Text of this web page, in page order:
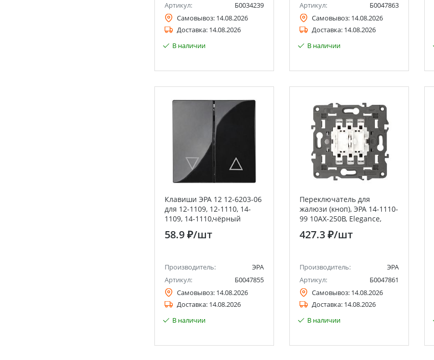
Артикул:
Б0034239
Самовывоз: 14.08.2026
Доставка: 14.08.2026
В наличии
Артикул:
Б0047863
Самовывоз: 14.08.2026
Доставка: 14.08.2026
В наличии
Клавиши ЭРА 12 12-6203-06
для 12-1109, 12-1110, 14-
1109, 14-1110,чёрный
58.9 ₽/шт
Производитель:
ЭРА
Артикул:
Б0047855
Самовывоз: 14.08.2026
Доставка: 14.08.2026
В наличии
Переключатель для
жалюзи (кноп), ЭРА 14-1110-
99 10АХ-250В, Elegance,
механизм
427.3 ₽/шт
Производитель:
ЭРА
Артикул:
Б0047861
Самовывоз: 14.08.2026
Доставка: 14.08.2026
В наличии